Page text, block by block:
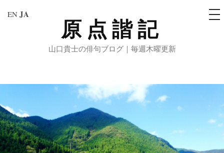
ス
キ
ッ
プ
原点諧記
山口貴士の俳句ブログ｜毎週木曜更新
メ
ニ
EN JA